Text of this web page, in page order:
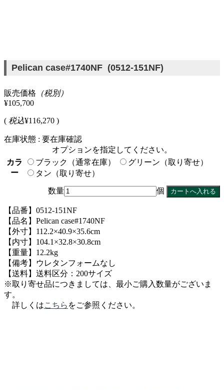
Pelican case#1740NF (0512-151NF)
販売価格 （税別）
¥105,700
( 税込¥116,270 )
在庫状態 : 要在庫確認
オプションを指定してください。
カラ
ー
ブラック（通常在庫）
グリーン（取り寄せ）
タン（取り寄せ）
数量 個
【品番】0512-151NF
【品名】Pelican case#1740NF
【外寸】112.2×40.9×35.6cm
【内寸】104.1×32.8×30.8cm
【重量】12.2kg
【備考】ウレタンフォームなし
【送料】送料区分：200サイズ
※取り寄せ品につきましては、最小ご購入数量がございま
す。
詳しくはこちら をご参照ください。